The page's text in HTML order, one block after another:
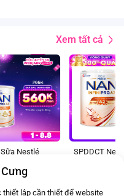
Xem tất cả
800
gr
2-6
tuổi
Nestlé
(6HMO)
Đã bán
-12%
SPDDCT
648.600đ
thiết lập cần thiết để website